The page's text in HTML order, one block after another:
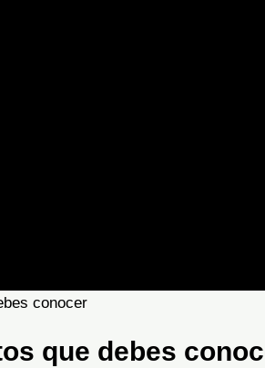
que debes